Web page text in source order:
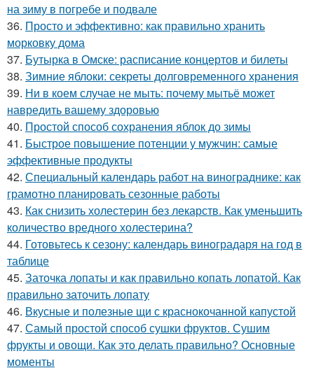
на зиму в погребе и подвале
36. Просто и эффективно: как правильно хранить
морковку дома
37. Бутырка в Омске: расписание концертов и билеты
38. Зимние яблоки: секреты долговременного хранения
39. Ни в коем случае не мыть: почему мытьё может
навредить вашему здоровью
40. Простой способ сохранения яблок до зимы
41. Быстрое повышение потенции у мужчин: самые
эффективные продукты
42. Специальный календарь работ на винограднике: как
грамотно планировать сезонные работы
43. Как снизить холестерин без лекарств. Как уменьшить
количество вредного холестерина?
44. Готовьтесь к сезону: календарь виноградаря на год в
таблице
45. Заточка лопаты и как правильно копать лопатой. Как
правильно заточить лопату
46. Вкусные и полезные щи с краснокочанной капустой
47. Самый простой способ сушки фруктов. Сушим
фрукты и овощи. Как это делать правильно? Основные
моменты